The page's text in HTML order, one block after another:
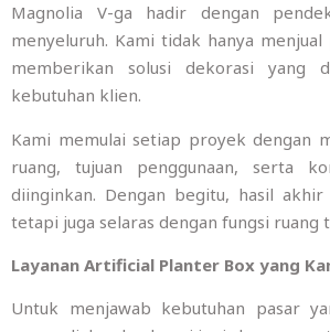
Magnolia V-ga hadir dengan
menyeluruh. Kami tidak hanya
memberikan solusi dekorasi yang
kebutuhan klien.
Kami memulai setiap proyek dengan
ruang, tujuan penggunaan, serta
diinginkan. Dengan begitu, hasil
tetapi juga selaras dengan fungsi ruang
Layanan Artificial Planter Box yang
Untuk menjawab kebutuhan pasar